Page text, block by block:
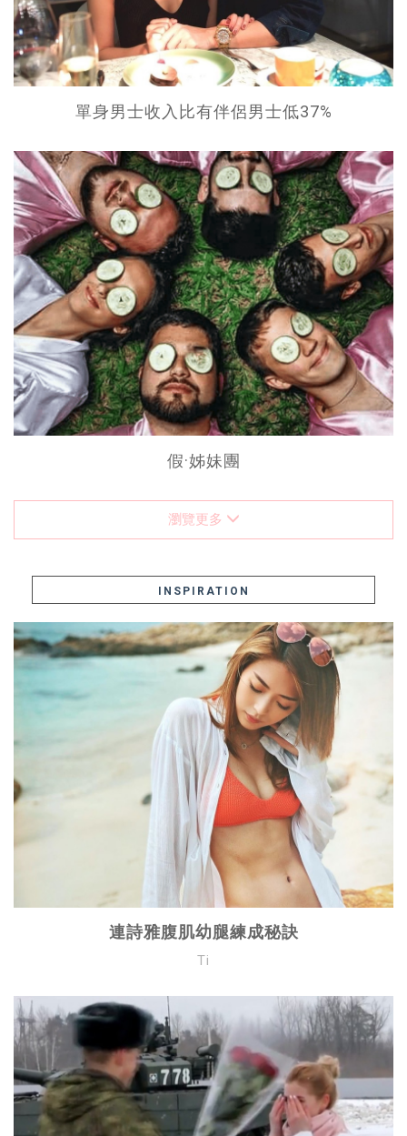
單身男士收入比有伴侶男士低37%
假·姊妹團
瀏覽更多
INSPIRATION
連詩雅腹肌幼腿練成秘訣
Ti